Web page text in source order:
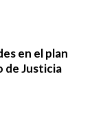
en el plan
de Justicia